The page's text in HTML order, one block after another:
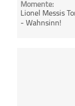
Momente:
Lionel Messis
- Wahnsinn!